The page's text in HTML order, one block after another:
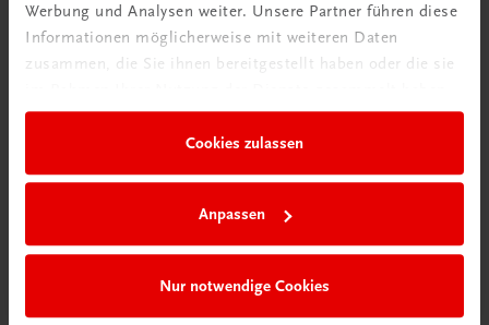
Werbung und Analysen weiter. Unsere Partner führen diese
Informationen möglicherweise mit weiteren Daten
zusammen, die Sie ihnen bereitgestellt haben oder die sie
Cookies zulassen
Anpassen
Nur notwendige Cookies
Oberösterreich kocht